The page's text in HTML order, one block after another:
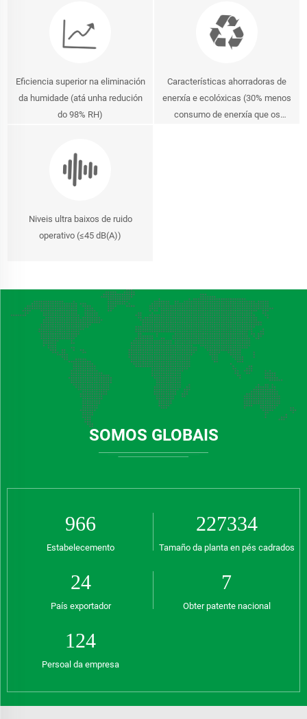
Eficiencia superior na eliminación
da humidade (atá unha redución
do 98% RH)
Características ahorradoras de
enerxía e ecolóxicas (30% menos
consumo de enerxía que os
Niveis ultra baixos de ruido
operativo (≤45 dB(A))
SOMOS GLOBAIS
1328
Estabelecemento
312584
Tamaño da planta en pés cadrados
33
País exportador
10
Obter patente nacional
169
Persoal da empresa